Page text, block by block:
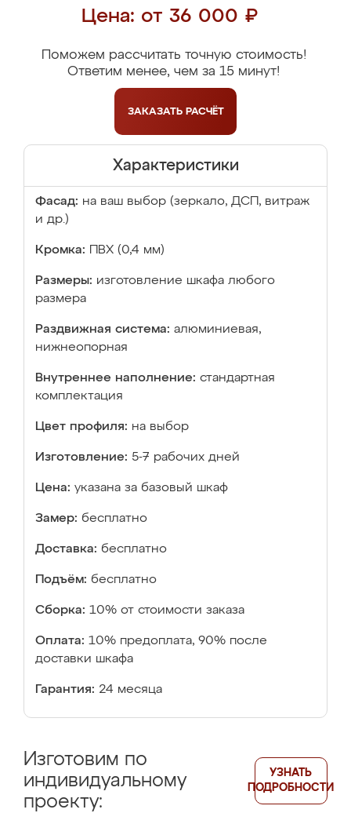
Цена: от 36 000 ₽
Поможем рассчитать точную стоимость!
Ответим менее, чем за 15 минут!
ЗАКАЗАТЬ РАСЧЁТ
Характеристики
Фасад: на ваш выбор (зеркало, ДСП, витраж
и др.)
Кромка: ПВХ (0,4 мм)
Размеры: изготовление шкафа любого
размера
Раздвижная система: алюминиевая,
нижнеопорная
Внутреннее наполнение: стандартная
комплектация
Цвет профиля: на выбор
Изготовление: 5-7 рабочих дней
Цена: указана за базовый шкаф
Замер: бесплатно
Доставка: бесплатно
Подъём: бесплатно
Сборка: 10% от стоимости заказа
Оплата: 10% предоплата, 90% после
доставки шкафа
Гарантия: 24 месяца
Изготовим по
индивидуальному
проекту:
УЗНАТЬ
ПОДРОБНОСТИ